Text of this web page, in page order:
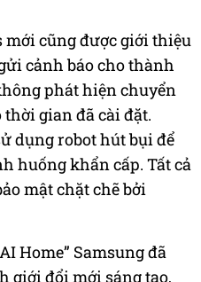
cũng được giới thiệu
cảnh báo cho thành
phát hiện chuyển
gian đã cài đặt.
dụng robot hút bụi để
huống khẩn cấp. Tất cả
mật chặt chẽ bởi
Home” Samsung đã
giới đổi mới sáng tạo,